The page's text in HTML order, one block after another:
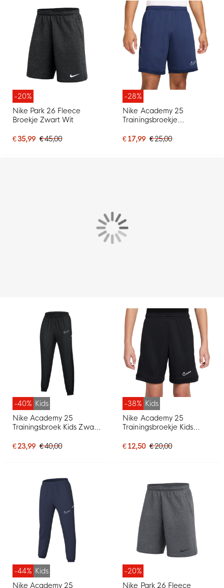
-20%
Nike Park 26 Fleece
Broekje Zwart Wit
€ 35,99 € 45,00
-28%
Nike Academy 25
Trainingsbroekje
€ 17,99 € 25,00
-40% Kids
Nike Academy 25
Trainingsbroek Kids Zwart
€ 23,99 € 40,00
-38% Kids
Nike Academy 25
Trainingsbroekje Kids
€ 12,50 € 20,00
-44% Kids
Nike Academy 25
-20%
Nike Park 26 Fleece